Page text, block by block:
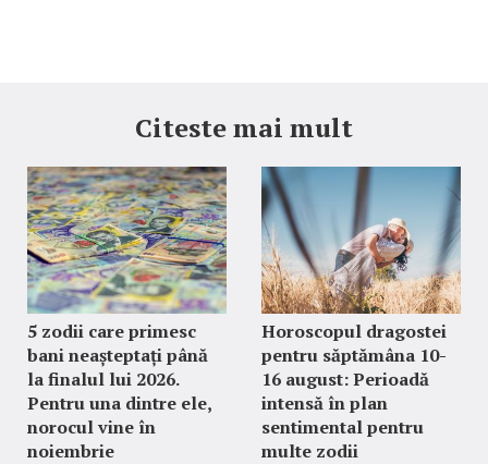
Citeste mai mult
5 zodii care primesc
bani neașteptați până
la finalul lui 2026.
Pentru una dintre ele,
norocul vine în
noiembrie
Horoscopul dragostei
pentru săptămâna 10-
16 august: Perioadă
intensă în plan
sentimental pentru
multe zodii